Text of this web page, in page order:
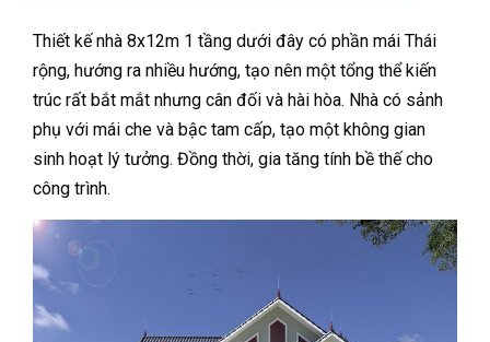
Thiết kế nhà 8x12m 1 tầng dưới đây có phần mái Thái
rộng, hướng ra nhiều hướng, tạo nên một tổng thể kiến
trúc rất bắt mắt nhưng cân đối và hài hòa. Nhà có sảnh
phụ với mái che và bậc tam cấp, tạo một không gian
sinh hoạt lý tưởng. Đồng thời, gia tăng tính bề thế cho
công trình.